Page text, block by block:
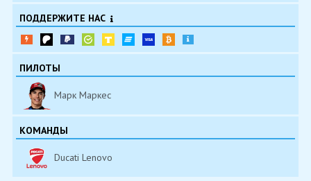
ПОДДЕРЖИТЕ НАС
ПИЛОТЫ
Марк Маркес
КОМАНДЫ
Ducati Lenovo